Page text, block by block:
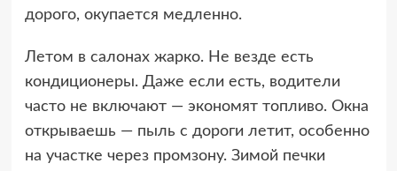
дорого, окупается медленно.
Летом в салонах жарко. Не везде есть
кондиционеры. Даже если есть, водители
часто не включают — экономят топливо. Окна
открываешь — пыль с дороги летит, особенно
на участке через промзону. Зимой печки